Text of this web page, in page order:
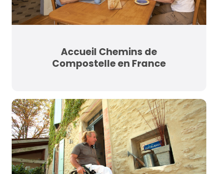
Accueil Chemins de
Compostelle en France